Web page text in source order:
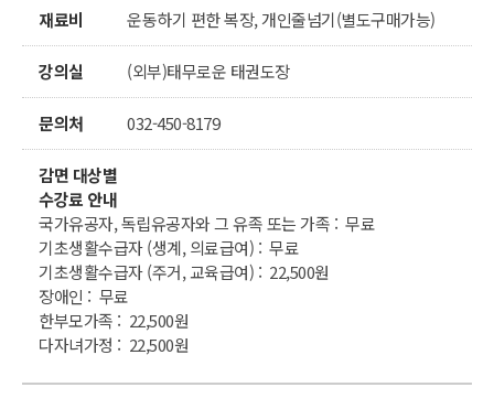
재료비 운동하기 편한 복장, 개인줄넘기(별도구매가능)
강의실 (외부)태무로운 태권도장
문의처 032-450-8179
감면 대상별
수강료 안내
국가유공자, 독립유공자와 그 유족 또는 가족 : 무료
기초생활수급자 (생계, 의료급여) : 무료
기초생활수급자 (주거, 교육급여) : 22,500원
장애인 : 무료
한부모가족 : 22,500원
다자녀가정 : 22,500원